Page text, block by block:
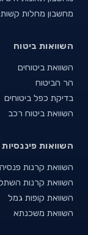
מחשבון מחלות קשות
השוואות ביטוח
השוואת ביטוחים
הר הביטוח
בדיקת כפל ביטוחים
השוואת ביטוח רכב
השוואות פיננסיות
השוואת קרנות פנסיה
השוואת קרנות
השוואת קופות גמל
השוואת משכנתא